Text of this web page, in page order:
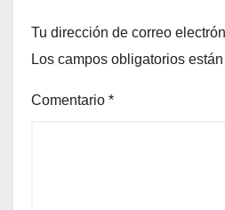
Tu dirección de correo
Los campos obligatorios
Comentario *